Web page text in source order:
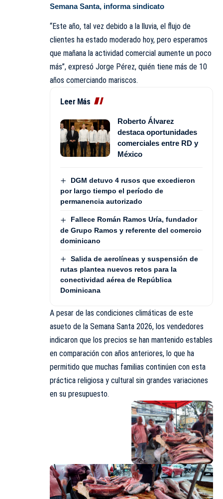
Semana Santa, informa sindicato
“Este año, tal vez debido a la lluvia, el flujo de
clientes ha estado moderado hoy, pero esperamos
que mañana la actividad comercial aumente un poco
más”, expresó Jorge Pérez, quién tiene más de 10
años comerciando mariscos.
Leer Más
Roberto Álvarez
destaca oportunidades
comerciales entre RD y
México
DGM detuvo 4 rusos que excedieron
por largo tiempo el período de
permanencia autorizado
Fallece Román Ramos Uría, fundador
de Grupo Ramos y referente del comercio
dominicano
Salida de aerolíneas y suspensión de
rutas plantea nuevos retos para la
conectividad aérea de República
Dominicana
A pesar de las condiciones climáticas de este
asueto de la Semana Santa 2026, los vendedores
indicaron que los precios se han mantenido estables
en comparación con años anteriores, lo que ha
permitido que muchas familias continúen con esta
práctica religiosa y cultural sin grandes variaciones
en su presupuesto.